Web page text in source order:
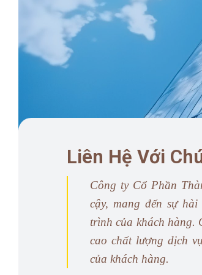
Liên Hệ Với
Công ty Cổ Phần
cậy, mang đến sự
trình của khách hàng.
cao chất lượng dịch
của khách hàng.